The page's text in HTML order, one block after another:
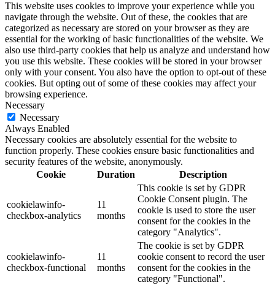
This website uses cookies to improve your experience while you
navigate through the website. Out of these, the cookies that are
categorized as necessary are stored on your browser as they are
essential for the working of basic functionalities of the website. We
also use third-party cookies that help us analyze and understand how
you use this website. These cookies will be stored in your browser
only with your consent. You also have the option to opt-out of these
cookies. But opting out of some of these cookies may affect your
browsing experience.
Necessary
Necessary
Always Enabled
Necessary cookies are absolutely essential for the website to
function properly. These cookies ensure basic functionalities and
security features of the website, anonymously.
Cookie
Duration Description
cookielawinfo-
checkbox-analytics
11
months
This cookie is set by GDPR
Cookie Consent plugin. The
cookie is used to store the user
consent for the cookies in the
category "Analytics".
cookielawinfo-
checkbox-functional
11
months
The cookie is set by GDPR
cookie consent to record the user
consent for the cookies in the
category "Functional".